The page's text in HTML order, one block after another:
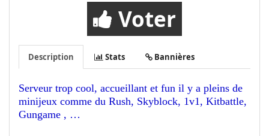
Voter
Description Stats Bannières
Serveur trop cool, accueillant et fun il y a pleins de
minijeux comme du Rush, Skyblock, 1v1, Kitbattle,
Gungame , …